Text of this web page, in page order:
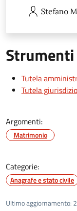
Stefano
Tutela
Tutela
Argomenti:
Matrimonio
Categorie:
Anagrafe e stato civile
Ultimo aggiornamento: